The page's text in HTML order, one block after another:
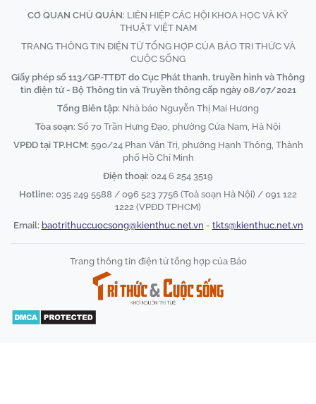
CƠ QUAN CHỦ QUẢN: LIÊN HIỆP CÁC HỘI KHOA HỌC VÀ KỸ
THUẬT VIỆT NAM
TRANG THÔNG TIN ĐIỆN TỬ TỔNG HỢP CỦA BÁO TRI THỨC VÀ
CUỘC SỐNG
Giấy phép số 113/GP-TTĐT do Cục Phát thanh, truyền hình và Thông
tin điện tử - Bộ Thông tin và Truyền thông cấp ngày 08/07/2021
Tổng Biên tập: Nhà báo Nguyễn Thị Mai Hương
Tòa soạn: Số 70 Trần Hưng Đạo, phường Cửa Nam, Hà Nội
VPĐD tại TP.HCM: 590/24 Phan Văn Trị, phường Hạnh Thông, Thành
phố Hồ Chí Minh
Điện thoại: 024 6 254 3519
Hotline: 035 249 5588 / 096 523 7756 (Toà soạn Hà Nội) / 091 122
1222 (VPĐD TPHCM)
Email: baotrithuccuocsong@kienthuc.net.vn - tkts@kienthuc.net.vn
Trang thông tin điện tử tổng hợp của Báo